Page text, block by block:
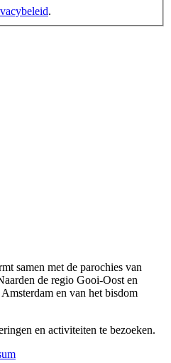
.
samen met de parochies van
de regio Gooi-Oost en
en van het bisdom
en activiteiten te bezoeken.